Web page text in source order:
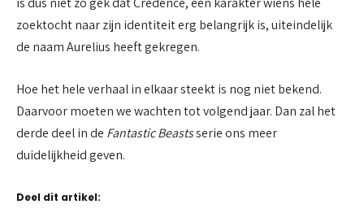
zoektocht naar zijn identiteit erg belangrijk is, uiteindelijk
de naam Aurelius heeft gekregen.
Hoe het hele verhaal in elkaar steekt is nog niet bekend.
Daarvoor moeten we wachten tot volgend jaar. Dan zal het
derde deel in de Fantastic Beastsserie ons meer
duidelijkheid geven.
Deel dit artikel: